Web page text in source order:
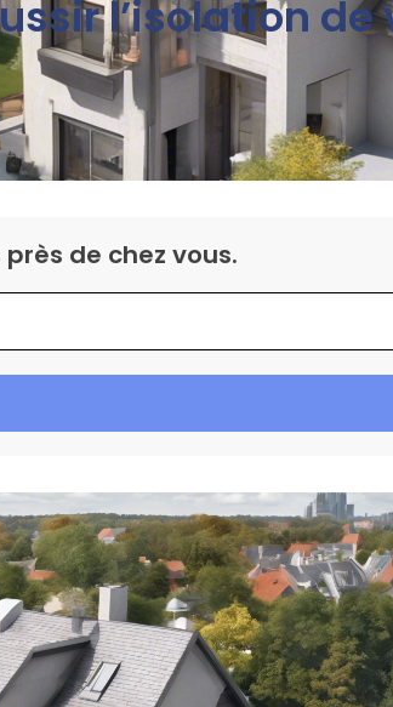
l’isolation
de chez vous.